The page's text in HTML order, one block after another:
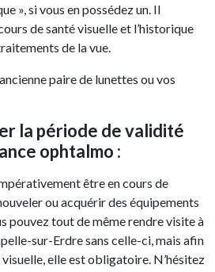
», si vous en possédez un. Il
de santé visuelle et l’historique
de la vue.
paire de lunettes ou vos
la période de validité
ophtalmo :
être en cours de
ou acquérir des équipements
pouvez tout de même rendre visite à
sur-Erdre sans celle-ci, mais afin
elle est obligatoire. N’hésitez